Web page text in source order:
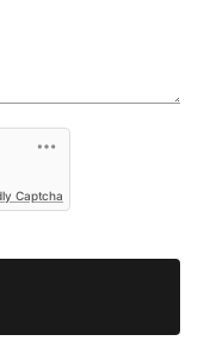
Captcha